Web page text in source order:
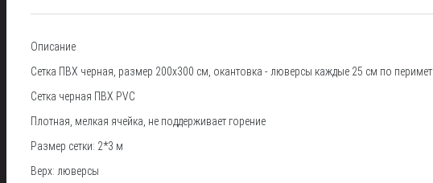
Описание
Сетка ПВХ черная, размер 200х300 см, окантовка - люверсы каждые 25 см по
Сетка черная ПВХ PVC
Плотная, мелкая ячейка, не поддерживает горение
Размер сетки: 2*3 м
Верх: люверсы